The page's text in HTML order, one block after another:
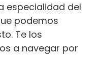
especialidad del
podemos
Te los
a navegar por